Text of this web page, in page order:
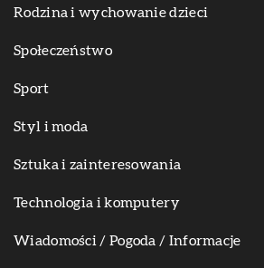
Rodzina i wychowanie dzieci
Społeczeństwo
Sport
Styl i moda
Sztuka i zainteresowania
Technologia i komputery
Wiadomości / Pogoda / Informacje